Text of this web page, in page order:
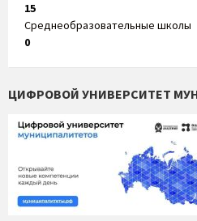
15
Среднеобразовательные школы
0
ЦИФРОВОЙ УНИВЕРСИТЕТ